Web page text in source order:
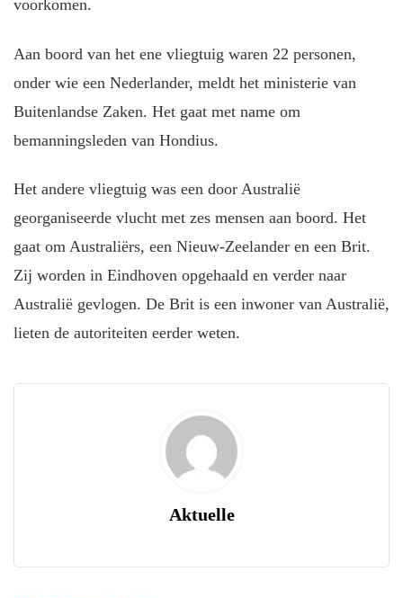
voorkomen.
Aan boord van het ene vliegtuig waren 22 personen,
onder wie een Nederlander, meldt het ministerie van
Buitenlandse Zaken. Het gaat met name om
bemanningsleden van Hondius.
Het andere vliegtuig was een door Australië
georganiseerde vlucht met zes mensen aan boord. Het
gaat om Australiërs, een Nieuw-Zeelander en een Brit.
Zij worden in Eindhoven opgehaald en verder naar
Australië gevlogen. De Brit is een inwoner van Australië,
lieten de autoriteiten eerder weten.
Aktuelle